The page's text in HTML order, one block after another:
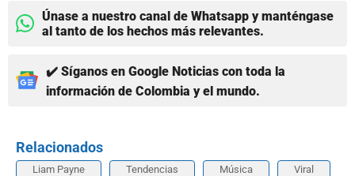
Únase a nuestro canal de Whatsapp y manténgase
al tanto de los hechos más relevantes.
✔️ Síganos en Google Noticias con toda la
información de Colombia y el mundo.
Relacionados
Liam Payne Tendencias Música Viral